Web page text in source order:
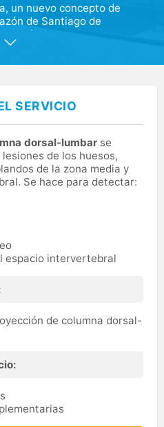
un nuevo concepto de
de Santiago de
profesionales de las
Nuestro lema es,
SERVICIO
dorsal-lumbar se
de los huesos,
de la zona media y
Se hace para detectar:
espacio intervertebral
de columna dorsal-